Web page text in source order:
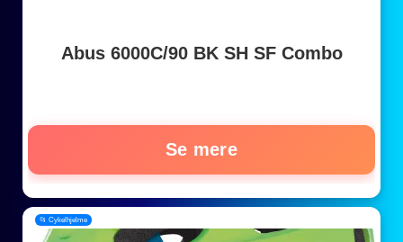
Abus 6000C/90 BK SH SF Combo
Se mere
📂 Cykelhjelme